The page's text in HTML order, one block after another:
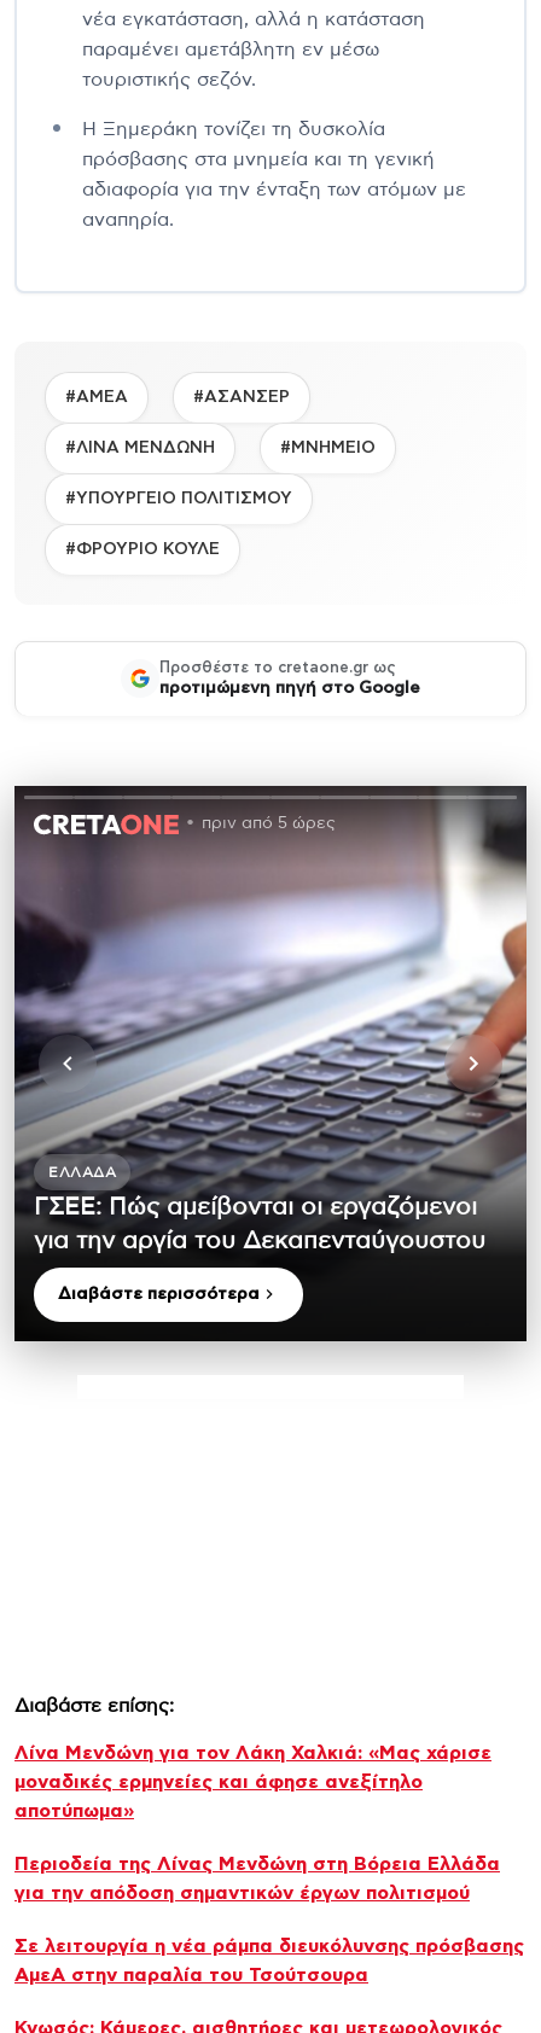
νέα εγκατάσταση, αλλά η κατάσταση
παραμένει αμετάβλητη εν μέσω
τουριστικής σεζόν.
Η Ξημεράκη τονίζει τη δυσκολία
πρόσβασης στα μνημεία και τη γενική
αδιαφορία για την ένταξη των ατόμων με
αναπηρία.
#ΑΜΕΑ #ΑΣΑΝΣΕΡ
#ΛΙΝΑ ΜΕΝΔΩΝΗ #ΜΝΗΜΕΙΟ
#ΥΠΟΥΡΓΕΙΟ ΠΟΛΙΤΙΣΜΟΥ
#ΦΡΟΥΡΙΟ ΚΟΥΛΕ
Προσθέστε το cretaone.gr ως
προτιμώμενη πηγή στο Google
πριν από 5 ώρες
ΕΛΛΆΔΑ
ΓΣΕΕ: Πώς αμείβονται οι εργαζόμενοι
για την αργία του Δεκαπενταύγουστου
Διαβάστε περισσότερα
Διαβάστε επίσης:
Λίνα Μενδώνη για τον Λάκη Χαλκιά: «Μας χάρισε
μοναδικές ερμηνείες και άφησε ανεξίτηλο
αποτύπωμα»
Περιοδεία της Λίνας Μενδώνη στη Βόρεια Ελλάδα
για την απόδοση σημαντικών έργων πολιτισμού
Σε λειτουργία η νέα ράμπα διευκόλυνσης πρόσβασης
ΑμεΑ στην παραλία του Τσούτσουρα
Κνωσός: Κάμερες, αισθητήρες και μετεωρολογικός